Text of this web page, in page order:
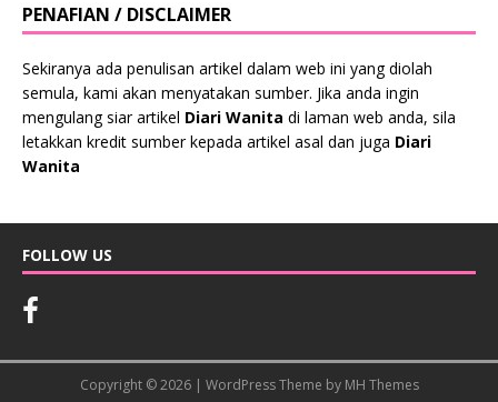
PENAFIAN / DISCLAIMER
Sekiranya ada penulisan artikel dalam web ini yang diolah
semula, kami akan menyatakan sumber. Jika anda ingin
mengulang siar artikel Diari Wanita di laman web anda, sila
letakkan kredit sumber kepada artikel asal dan juga Diari
Wanita
FOLLOW US
Copyright © 2026 | WordPress Theme by MH Themes